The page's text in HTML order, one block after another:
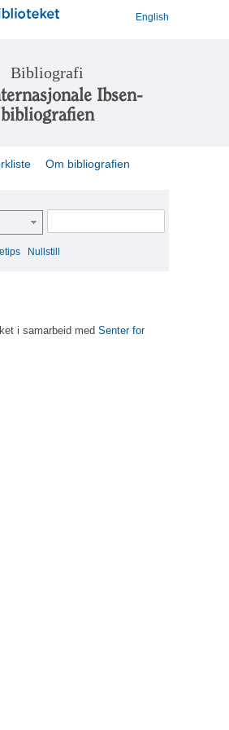
English
Bibliografi
Ibsen-
bibliografien
Om bibliografien
Nullstill
i samarbeid med Senter for